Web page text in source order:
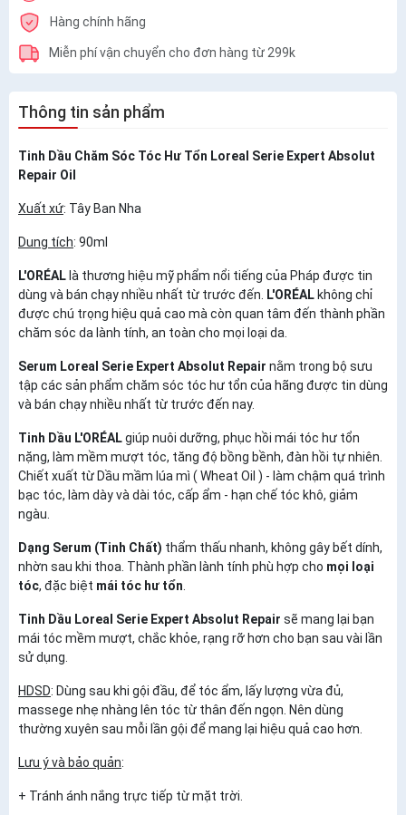
Hàng chính hãng
Miễn phí vận chuyển cho đơn hàng từ 299k
Thông tin sản phẩm
Tinh Dầu Chăm Sóc Tóc Hư Tổn Loreal Serie Expert Absolut
Repair Oil
Xuất xứ: Tây Ban Nha
Dung tích: 90ml
L'ORÉALlà thương hiệu mỹ phẩm nổi tiếng của Pháp được tin
dùng và bán chạy nhiều nhất từ trước đến. L'ORÉALkhông chỉ
được chú trọng hiệu quả cao mà còn quan tâm đến thành phần
chăm sóc da lành tính, an toàn cho mọi loại da.
Serum Loreal Serie Expert Absolut Repair nằm trong bộ sưu
tập các sản phẩm chăm sóc tóc hư tổn của hãng được tin dùng
và bán chạy nhiều nhất từ trước đến nay.
Tinh Dầu L'ORÉALgiúp nuôi dưỡng, phục hồi mái tóc hư tổn
nặng, làm mềm mượt tóc, tăng độ bồng bềnh, đàn hồi tự nhiên.
Chiết xuất từ Dầu mầm lúa mì ( Wheat Oil ) - làm chậm quá trình
bạc tóc, làm dày và dài tóc, cấp ẩm - hạn chế tóc khô, giảm
ngàu.
Dạng Serum (Tinh Chất) thẩm thấu nhanh, không gây bết dính,
nhờn sau khi thoa. Thành phần lành tính phù hợp cho mọi loại
tóc, đặc biệt mái tóc hư tổn
Tinh Dầu Loreal Serie Expert Absolut Repair sẽ mang lại bạn
mái tóc mềm mượt, chắc khỏe, rạng rỡ hơn cho bạn sau vài lần
sử dụng.
HDSD: Dùng sau khi gội đầu, để tóc ẩm, lấy lượng vừa đủ,
massege nhẹ nhàng lên tóc từ thân đến ngọn. Nên dùng
thường xuyên sau mỗi lần gội để mang lại hiệu quả cao hơn.
Lưu ý và bảo quản:
+ Tránh ánh nắng trực tiếp từ mặt trời.